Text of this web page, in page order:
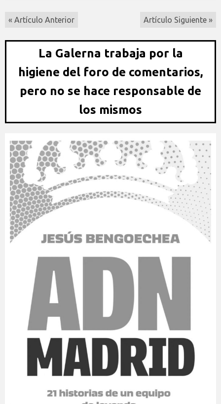
« Artículo Anterior Artículo Siguiente »
La Galerna trabaja por la
higiene del foro de comentarios,
pero no se hace responsable de
los mismos